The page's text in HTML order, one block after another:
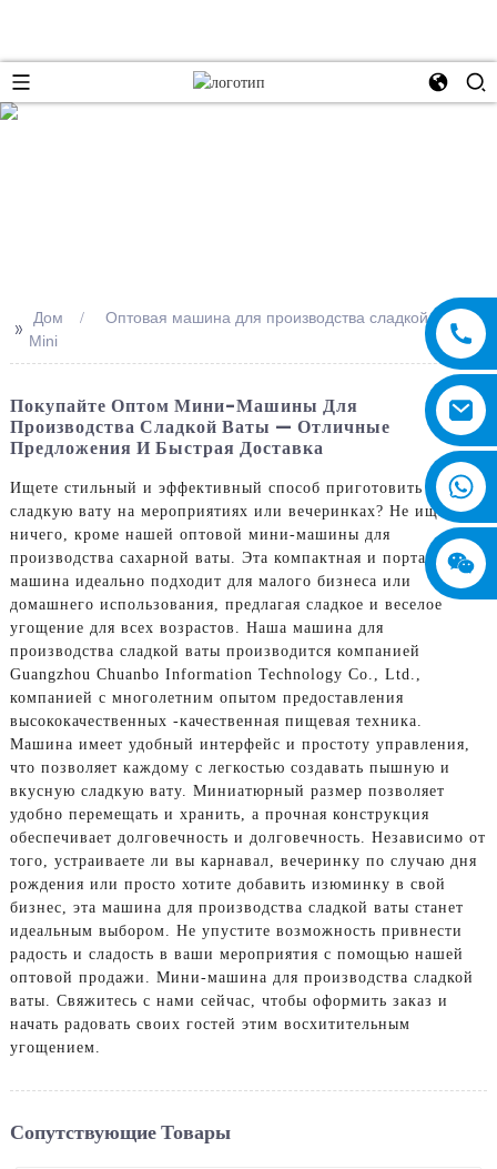
>> Дом
Оптовая машина для производства сладкой ваты
Mini
Покупайте Оптом Мини-Машины Для
Производства Сладкой Ваты — Отличные
Предложения И Быстрая Доставка
Ищете стильный и эффективный способ приготовить
сладкую вату на мероприятиях или вечеринках? Не ищите
ничего, кроме нашей оптовой мини-машины для
производства сахарной ваты. Эта компактная и портативная
машина идеально подходит для малого бизнеса или
домашнего использования, предлагая сладкое и веселое
угощение для всех возрастов. Наша машина для
производства сладкой ваты производится компанией
Guangzhou Chuanbo Information Technology Co., Ltd.,
компанией с многолетним опытом предоставления
высококачественных -качественная пищевая техника.
Машина имеет удобный интерфейс и простоту управления,
что позволяет каждому с легкостью создавать пышную и
вкусную сладкую вату. Миниатюрный размер позволяет
удобно перемещать и хранить, а прочная конструкция
обеспечивает долговечность и долговечность. Независимо от
того, устраиваете ли вы карнавал, вечеринку по случаю дня
рождения или просто хотите добавить изюминку в свой
бизнес, эта машина для производства сладкой ваты станет
идеальным выбором. Не упустите возможность привнести
радость и сладость в ваши мероприятия с помощью нашей
оптовой продажи. Мини-машина для производства сладкой
ваты. Свяжитесь с нами сейчас, чтобы оформить заказ и
начать радовать своих гостей этим восхитительным
угощением.
Сопутствующие Товары